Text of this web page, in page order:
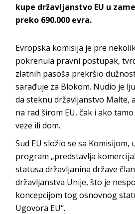
kupe državljanstvo EU u
preko 690.000 evra.
Evropska komisija je pre
pokrenula pravni postupak,
zlatnih pasoša prekršio
sarađuje za Blokom. Nudio je
da steknu državljanstvo Malte,
na rad širom EU, čak i ako
veze ili dom.
Sud EU složio se sa Komisijom,
program „predstavlja
statusa državljanina države
državljanstva Unije, što je
koncepcijom tog osnovnog
Ugovora EU“.